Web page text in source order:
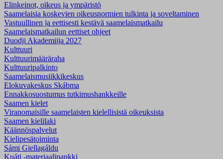
Elinkeinot, oikeus ja ympäristö
Saamelaisia koskevien oikeusnormien tulkinta ja soveltaminen
Vastuullinen ja eettisesti kestävä saamelaismatkailu
Saamelaismatkailun eettiset ohjeet
Duodji Akademiija 2027
Kulttuuri
Kulttuurimääräraha
Kulttuuripalkinto
Saamelaismusiikki­keskus
Elokuvakeskus Skábma
Ennakkosuostumus tutkimushankkeille
Saamen kielet
Viranomaisille saamelaisten kielellisistä oikeuksista
Saamen kielilaki
Käännöspalvelut
Kielipesätoiminta
Sámi Giellagáldu
Kuáti -materiaalipankki